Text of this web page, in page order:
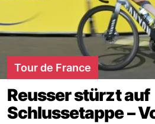
Tour de France
Reusser stürzt auf
Schlussetappe –